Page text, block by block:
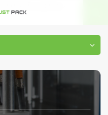
يمكن القصدير آلة فراغ